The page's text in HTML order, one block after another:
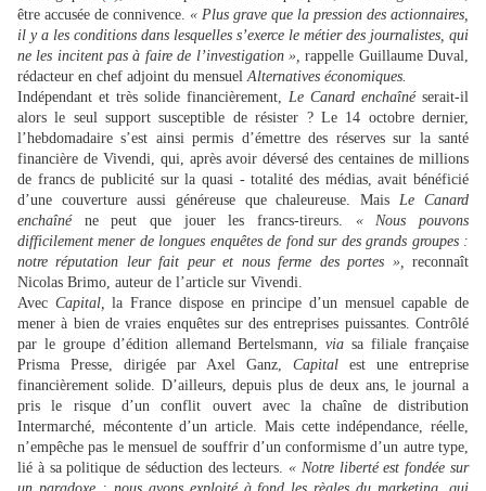
être accusée de connivence. « Plus grave que la pression des actionnaires,
il y a les conditions dans lesquelles s’exerce le métier des journalistes, qui
ne les incitent pas à faire de l’investigation »,rappelle Guillaume Duval,
rédacteur en chef adjoint du mensuelAlternatives économiques.
Indépendant et très solide financièrement, Le Canard enchaîné serait-il
alors le seul support susceptible de résister ? Le 14 octobre dernier,
l’hebdomadaire s’est ainsi permis d’émettre des réserves sur la santé
financière de Vivendi, qui, après avoir déversé des centaines de millions
de francs de publicité sur la quasi -totalité des médias, avait bénéficié
d’une couverture aussi généreuse que chaleureuse. MaisLe Canard
enchaîné ne peut que jouer les francs-tireurs. « Nous pouvons
difficilement mener de longues enquêtes de fond sur des grands groupes :
notre réputation leur fait peur et nous ferme des portes », reconnaît
Nicolas Brimo, auteur de l’article sur Vivendi.
Avec Capital,la France dispose en principe d’un mensuel capable de
mener à bien de vraies enquêtes sur des entreprises puissantes. Contrôlé
par le groupe d’édition allemand Bertelsmann,viasa filiale française
Prisma Presse, dirigée par Axel Ganz, Capital est une entreprise
financièrement solide. D’ailleurs, depuis plus de deux ans, le journal a
pris le risque d’un conflit ouvert avec la chaîne de distribution
Intermarché, mécontente d’un article. Mais cette indépendance, réelle,
n’empêche pas le mensuel de souffrir d’un conformisme d’un autre type,
lié à sa politique de séduction des lecteurs.« Notre liberté est fondée sur